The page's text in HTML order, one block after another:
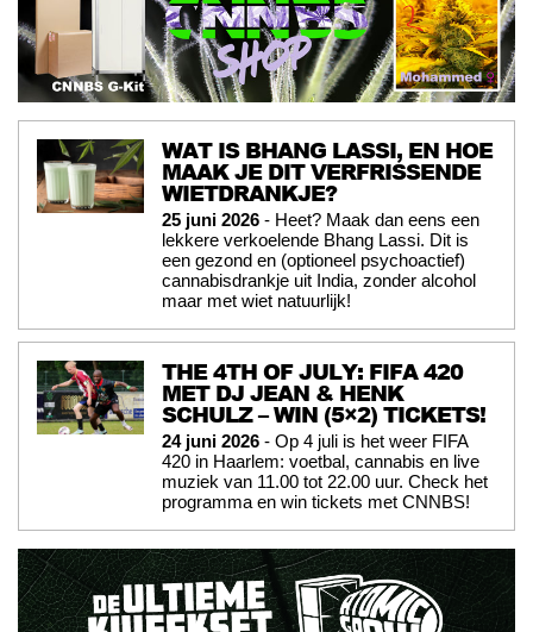
WAT IS BHANG LASSI, EN HOE
MAAK JE DIT VERFRISSENDE
WIETDRANKJE?
25 juni 2026 - Heet? Maak dan eens een
lekkere verkoelende Bhang Lassi. Dit is
een gezond en (optioneel psychoactief)
cannabisdrankje uit India, zonder alcohol
maar met wiet natuurlijk!
THE 4TH OF JULY: FIFA 420
MET DJ JEAN & HENK
SCHULZ – WIN (5×2) TICKETS!
24 juni 2026 - Op 4 juli is het weer FIFA
420 in Haarlem: voetbal, cannabis en live
muziek van 11.00 tot 22.00 uur. Check het
programma en win tickets met CNNBS!